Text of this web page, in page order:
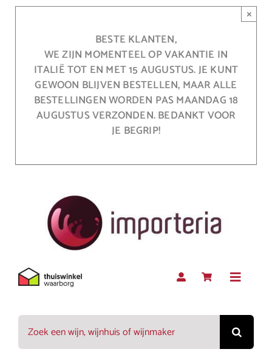
BESTE KLANTEN,
WE ZIJN MOMENTEEL OP VAKANTIE IN
ITALIË TOT EN MET 15 AUGUSTUS. JE KUNT
GEWOON BLIJVEN BESTELLEN, MAAR ALLE
BESTELLINGEN WORDEN PAS MAANDAG 18
AUGUSTUS VERZONDEN. BEDANKT VOOR
JE BEGRIP!
×
Toggle
Rood
Zoeken
naar: